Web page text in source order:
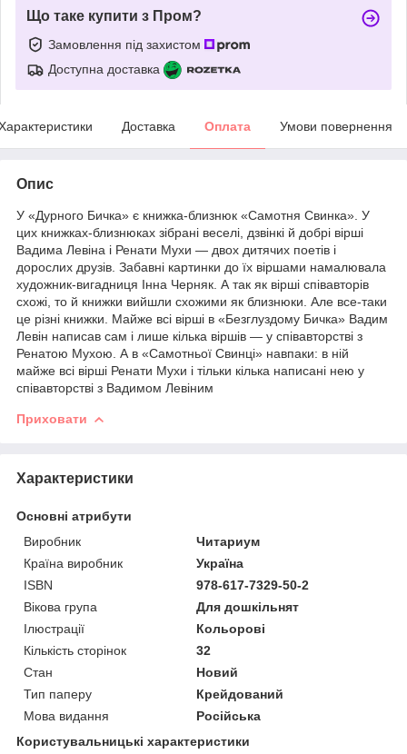
Що таке купити з Пром?
Замовлення під захистом
Доступна доставка
Доставка Оплата Умови повернення
Опис
У «Дурного Бичка» є книжка-близнюк «Самотня Свинка». У
цих книжках-близнюках зібрані веселі, дзвінкі й добрі вірші
Вадима Левіна і Ренати Мухи — двох дитячих поетів і
дорослих друзів. Забавні картинки до їх віршами намалювала
художник-вигадниця Інна Черняк. А так як вірші співавторів
схожі, то й книжки вийшли схожими як близнюки. Але все-таки
це різні книжки. Майже всі вірші в «Безглуздому Бичка» Вадим
Левін написав сам і лише кілька віршів — у співавторстві з
Ренатою Мухою. А в «Самотньої Свинці» навпаки: в ній
майже всі вірші Ренати Мухи і тільки кілька написані нею у
співавторстві з Вадимом Левіним
Приховати
Характеристики
Основні атрибути
Виробник
Читариум
Країна виробник
Україна
ISBN
978-617-7329-50-2
Вікова група
Для дошкільнят
Ілюстрації
Кольорові
Кількість сторінок
32
Стан
Новий
Тип паперу
Крейдований
Мова видання
Російська
Користувальницькі характеристики